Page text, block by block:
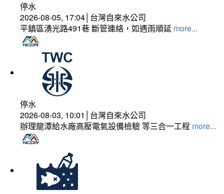
停水
2026-08-05, 17:04│台灣自來水公司
平鎮區湧光路491巷 斷管連絡，如遇雨順延 more...
停水
2026-08-03, 10:01│台灣自來水公司
辦理龍潭給水廠高壓電氣設備檢驗 等三合一工程 more...